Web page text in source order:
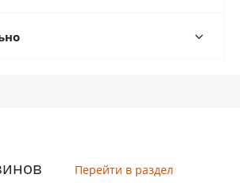
Перейти в раздел